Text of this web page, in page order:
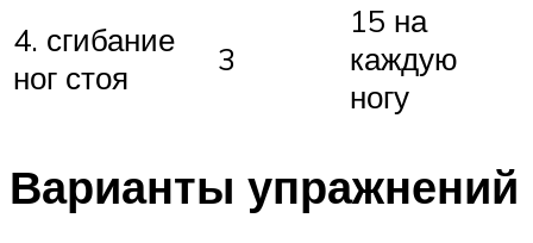
4. сгибание
ног стоя
3
15 на
каждую
ногу
Варианты упражнений